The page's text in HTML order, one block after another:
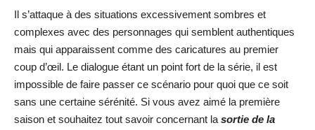
Il s’attaque à des situations excessivement sombres et
complexes avec des personnages qui semblent authentiques
mais qui apparaissent comme des caricatures au premier
coup d’œil. Le dialogue étant un point fort de la série, il est
impossible de faire passer ce scénario pour quoi que ce soit
sans une certaine sérénité. Si vous avez aimé la première
saison et souhaitez tout savoir concernant la sortie de la